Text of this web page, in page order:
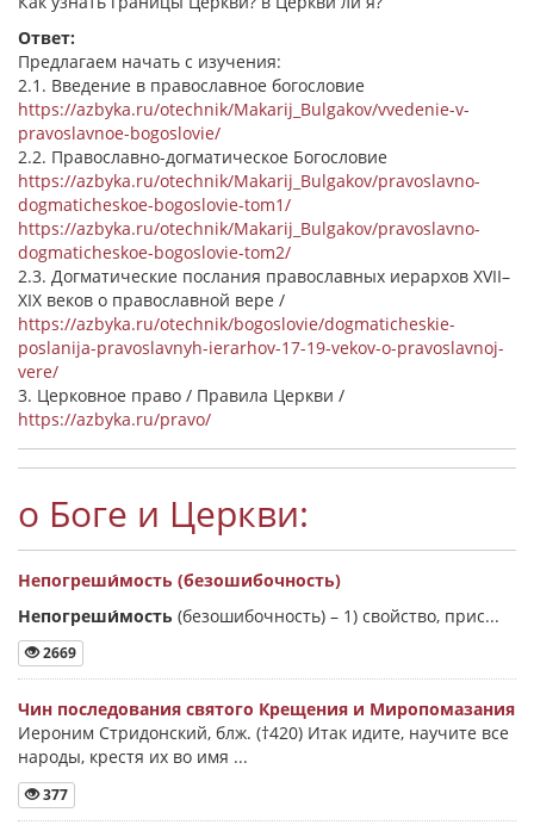
Ответ:
Предлагаем начать с изучения:
2.1. Введение в православное богословие
https://azbyka.ru/otechnik/Makarij_Bulgakov/vvedenie-v-
pravoslavnoe-bogoslovie/
2.2. Православно-догматическое Богословие
https://azbyka.ru/otechnik/Makarij_Bulgakov/pravoslavno-
dogmaticheskoe-bogoslovie-tom1/
https://azbyka.ru/otechnik/Makarij_Bulgakov/pravoslavno-
dogmaticheskoe-bogoslovie-tom2/
2.3. Догматические послания православных иерархов XVII–
XIX веков о православной вере /
https://azbyka.ru/otechnik/bogoslovie/dogmaticheskie-
poslanija-pravoslavnyh-ierarhov-17-19-vekov-o-pravoslavnoj-
vere/
3. Церковное право / Правила Церкви /
https://azbyka.ru/pravo/
о Боге и Церкви:
Непогреши́мость (безошибочность)
Непогреши́мость (безошибочность) – 1) свойство, прис...
2669
Чин последования святого Крещения и Миропомазания
Иероним Стридонский, блж. (†420) Итак идите, научите все
народы, крестя их во имя ...
377